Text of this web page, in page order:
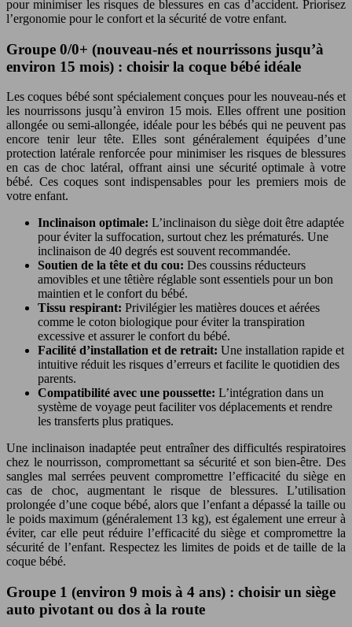
pour minimiser les risques de blessures en cas d’accident. Priorisez
l’ergonomie pour le confort et la sécurité de votre enfant.
Groupe 0/0+ (nouveau-nés et nourrissons jusqu’à
environ 15 mois) : choisir la coque bébé idéale
Les coques bébé sont spécialement conçues pour les nouveau-nés et
les nourrissons jusqu’à environ 15 mois. Elles offrent une position
allongée ou semi-allongée, idéale pour les bébés qui ne peuvent pas
encore tenir leur tête. Elles sont généralement équipées d’une
protection latérale renforcée pour minimiser les risques de blessures
en cas de choc latéral, offrant ainsi une sécurité optimale à votre
bébé. Ces coques sont indispensables pour les premiers mois de
votre enfant.
Inclinaison optimale: L’inclinaison du siège doit être adaptée
pour éviter la suffocation, surtout chez les prématurés. Une
inclinaison de 40 degrés est souvent recommandée.
Soutien de la tête et du cou: Des coussins réducteurs
amovibles et une têtière réglable sont essentiels pour un bon
maintien et le confort du bébé.
Tissu respirant: Privilégier les matières douces et aérées
comme le coton biologique pour éviter la transpiration
excessive et assurer le confort du bébé.
Facilité d’installation et de retrait: Une installation rapide et
intuitive réduit les risques d’erreurs et facilite le quotidien des
parents.
Compatibilité avec une poussette: L’intégration dans un
système de voyage peut faciliter vos déplacements et rendre
les transferts plus pratiques.
Une inclinaison inadaptée peut entraîner des difficultés respiratoires
chez le nourrisson, compromettant sa sécurité et son bien-être. Des
sangles mal serrées peuvent compromettre l’efficacité du siège en
cas de choc, augmentant le risque de blessures. L’utilisation
prolongée d’une coque bébé, alors que l’enfant a dépassé la taille ou
le poids maximum (généralement 13 kg), est également une erreur à
éviter, car elle peut réduire l’efficacité du siège et compromettre la
sécurité de l’enfant. Respectez les limites de poids et de taille de la
coque bébé.
Groupe 1 (environ 9 mois à 4 ans) : choisir un siège
auto pivotant ou dos à la route